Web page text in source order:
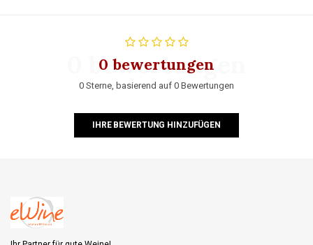
0 bewertungen
0 bewertungen
0 Sterne, basierend auf 0 Bewertungen
IHRE BEWERTUNG HINZUFÜGEN